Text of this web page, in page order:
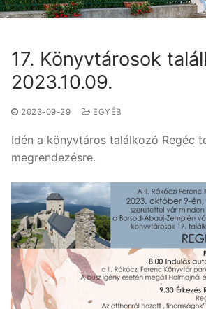
17. Könyvtárosok
2023.10.09.
2023-09-29 EGYÉB
Idén a könyvtáros találkozó Regéc
megrendezésre.